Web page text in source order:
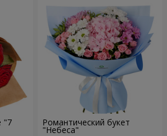
"7 Романтический букет
"Небеса"